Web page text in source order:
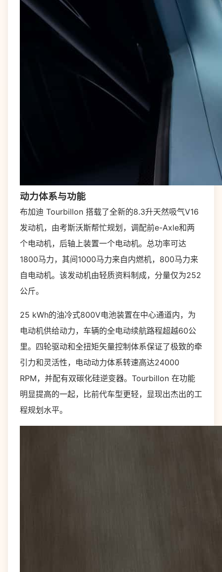
动力体系与功能
布加迪 Tourbillon 搭载了全新的8.3升天然吸气V16
发动机，由考斯沃斯帮忙规划，调配前e-Axle和两
个电动机，后轴上装置一个电动机。总功率可达
1800马力，其间1000马力来自内燃机，800马力来
自电动机。该发动机由轻质资料制成，分量仅为252
公斤。
25 kWh的油冷式800V电池装置在中心通道内，为
电动机供给动力，车辆的全电动续航路程超越60公
里。四轮驱动和全扭矩矢量控制体系保证了极致的牵
引力和灵活性，电动动力体系转速高达24000
RPM，并配有双碳化硅逆变器。Tourbillon 在功能
明显提高的一起，比前代车型更轻，显现出杰出的工
程规划水平。